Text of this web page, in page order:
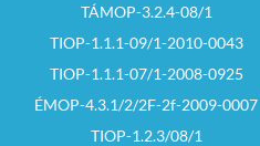
– Az árverés
eredménye az
kihirdetésre kerül. Az
eredmény
megállapítását
követően az érintett
TÁMOP-3.2.4-08/1
TIOP-1.1.1-09/1-2010-0043
TIOP-1.1.1-07/1-2008-0925
ÉMOP-4.3.1/2/2F-2f-2009-0007
TIOP-1.2.3/08/1